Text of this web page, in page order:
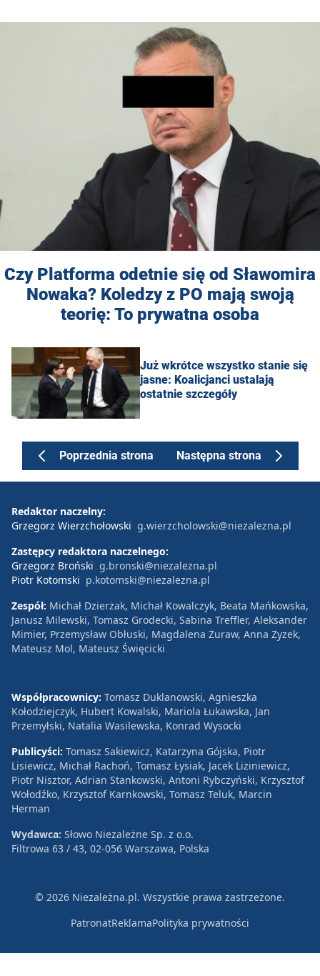
Czy Platforma odetnie się od Sławomira
Nowaka? Koledzy z PO mają swoją
teorię: To prywatna osoba
Już wkrótce wszystko stanie się
jasne: Koalicjanci ustalają
ostatnie szczegóły
Poprzednia strona Następna strona
Redaktor naczelny:
Grzegorz Wierzchołowski g.wierzcholowski@niezalezna.pl
Zastępcy redaktora naczelnego:
Grzegorz Broński g.bronski@niezalezna.pl
Piotr Kotomski p.kotomski@niezalezna.pl
Zespół: Michał Dzierżak, Michał Kowalczyk, Beata Mańkowska,
Janusz Milewski, Tomasz Grodecki, Sabina Treffler, Aleksander
Mimier, Przemysław Obłuski, Magdalena Żuraw, Anna Zyzek,
Mateusz Mol, Mateusz Święcicki
Współpracownicy: Tomasz Duklanowski, Agnieszka
Kołodziejczyk, Hubert Kowalski, Mariola Łukawska, Jan
Przemyłski, Natalia Wasilewska, Konrad Wysocki
Publicyści: Tomasz Sakiewicz, Katarzyna Gójska, Piotr
Lisiewicz, Michał Rachoń, Tomasz Łysiak, Jacek Liziniewicz,
Piotr Nisztor, Adrian Stankowski, Antoni Rybczyński, Krzysztof
Wołodźko, Krzysztof Karnkowski, Tomasz Teluk, Marcin
Herman
Wydawca: Słowo Niezależne Sp. z o.o.
Filtrowa 63 / 43, 02-056 Warszawa, Polska
© 2026 Niezależna.pl. Wszystkie prawa zastrzeżone.
PatronatReklamaPolityka prywatności